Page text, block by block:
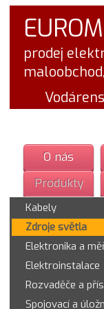
prodej
O nás
Produkty
Kabely
Zdroje světla
Elektronika a
Elektroinstalace
Rozvaděče a
Spojovací a